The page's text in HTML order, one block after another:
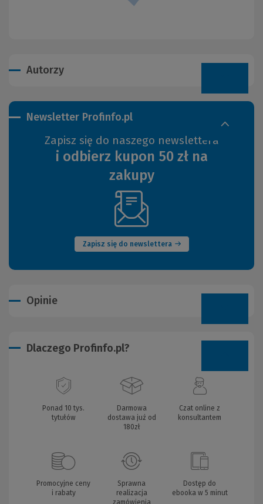
Autorzy
Newsletter Profinfo.pl
Zapisz się do naszego newslettera
i odbierz kupon 50 zł na
zakupy
Zapisz się do newslettera
(Nowe
okno)
Opinie
Dlaczego Profinfo.pl?
Ponad 10 tys.
tytułów
Darmowa
dostawa już od
180zł
Czat online z
konsultantem
Promocyjne ceny
i rabaty
Sprawna
realizacja
Dostęp do
ebooka w 5 minut